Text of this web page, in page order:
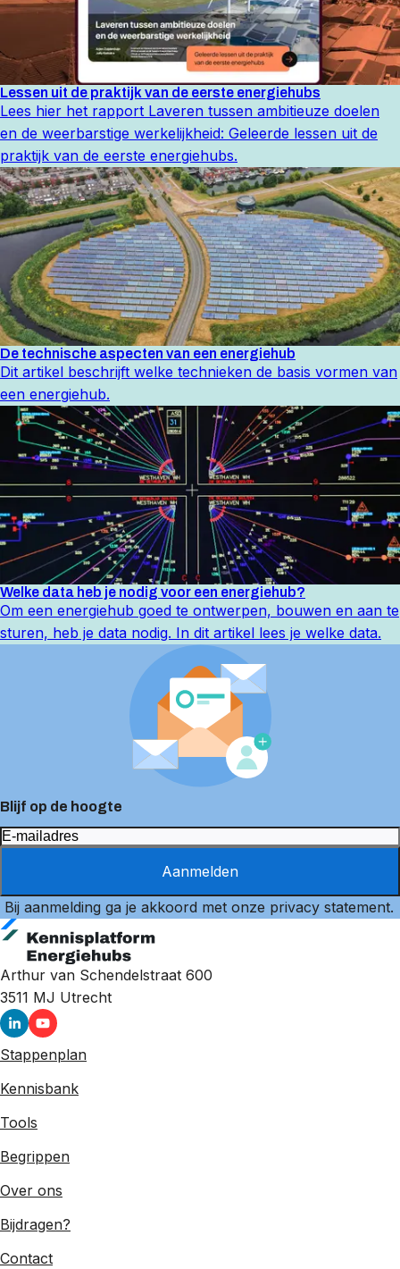
Lessen uit de praktijk van de eerste energiehubs
Lees hier het rapport Laveren tussen ambitieuze doelen
en de weerbarstige werkelijkheid: Geleerde lessen uit de
praktijk van de eerste energiehubs.
De technische aspecten van een energiehub
Dit artikel beschrijft welke technieken de basis vormen van
een energiehub.
Welke data heb je nodig voor een energiehub?
Om een energiehub goed te ontwerpen, bouwen en aan te
sturen, heb je data nodig. In dit artikel lees je welke data.
Blijf op de hoogte
Aanmelden
Bij aanmelding ga je akkoord met onze privacy statement.
Arthur van Schendelstraat 600
3511 MJ Utrecht
Stappenplan
Kennisbank
Tools
Begrippen
Over ons
Bijdragen?
Contact